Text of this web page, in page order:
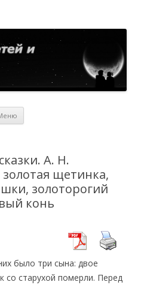
А. Н.
щетинка,
золоторогий
конь
было три сына: двое
со старухой померли. Перед